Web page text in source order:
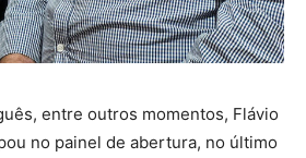
entre outros momentos, Flávio
no painel de abertura, no último